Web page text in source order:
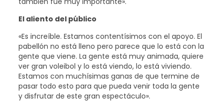
El aliento del público
«Es increíble. Estamos contentísimos con el apoyo. El
pabellón no está lleno pero parece que lo está con la
gente que viene. La gente está muy animada, quiere
ver gran voleibol y lo está viendo, lo está viviendo.
Estamos con muchísimas ganas de que termine de
pasar todo esto para que pueda venir toda la gente
y disfrutar de este gran espectáculo».